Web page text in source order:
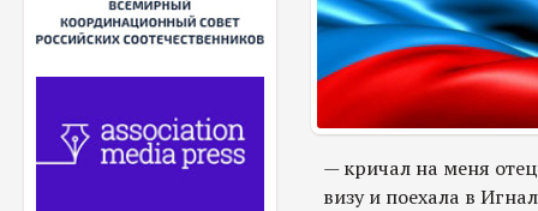
— кричал на меня
визу и поехала в